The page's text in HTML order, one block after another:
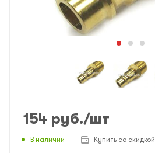
154 руб./шт
В наличии Купить со скидкой